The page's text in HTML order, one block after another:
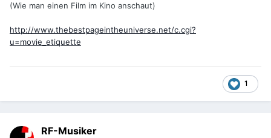
(Wie man einen Film im Kino anschaut)
http://www.thebestpageintheuniverse.net/c.cgi?
u=movie_etiquette
1
RF-Musiker